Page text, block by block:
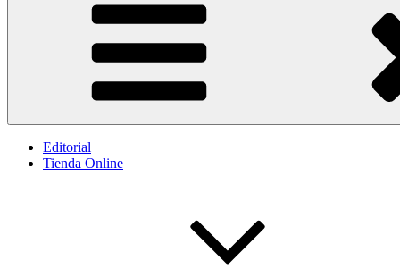
Editorial
Tienda Online